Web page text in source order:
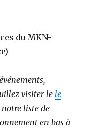
du MKN-
visiter lele
notre liste de
en bas à